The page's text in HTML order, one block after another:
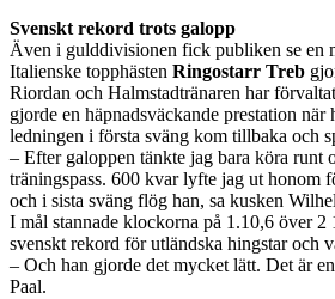
Svenskt rekord trots galopp
Även i gulddivisionen fick publiken se en
Italienske topphästen Ringostarr Treb
Riordan och Halmstadtränaren har
gjorde en häpnadsväckande prestation när
ledningen i första sväng kom tillbaka och
– Efter galoppen tänkte jag bara köra runt
träningspass. 600 kvar lyfte jag ut honom
och i sista sväng flög han, sa kusken
I mål stannade klockorna på 1.10,6 över 2
svenskt rekord för utländska hingstar och
– Och han gjorde det mycket lätt. Det är en
Paal.